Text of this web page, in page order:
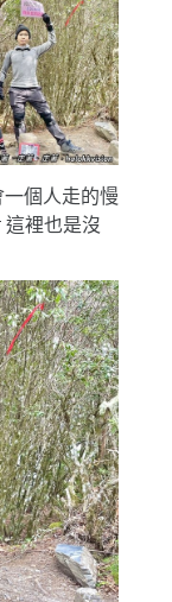
個人走的慢
裡也是沒